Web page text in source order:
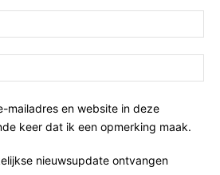
mailadres en website in deze
keer dat ik een opmerking maak.
nieuwsupdate ontvangen